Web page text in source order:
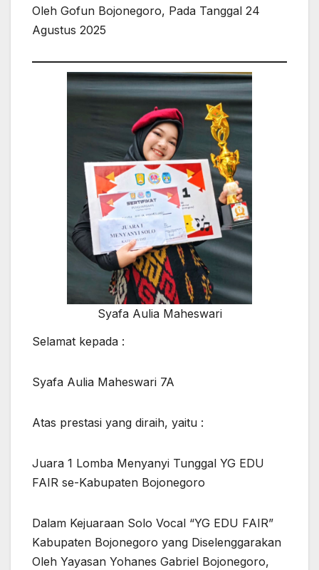
Oleh Gofun Bojonegoro, Pada Tanggal 24
Agustus 2025
Syafa Aulia Maheswari
Selamat kepada :
Syafa Aulia Maheswari 7A
Atas prestasi yang diraih, yaitu :
Juara 1 Lomba Menyanyi Tunggal YG EDU
FAIR se-Kabupaten Bojonegoro
Dalam Kejuaraan Solo Vocal “YG EDU FAIR”
Kabupaten Bojonegoro yang Diselenggarakan
Oleh Yayasan Yohanes Gabriel Bojonegoro,